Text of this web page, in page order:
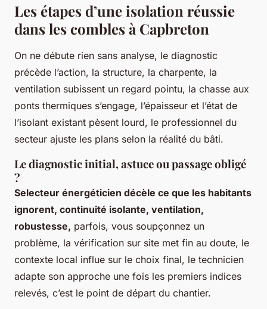
Les étapes d’une isolation réussie
dans les combles à Capbreton
On ne débute rien sans analyse, le diagnostic
précède l’action, la structure, la charpente, la
ventilation subissent un regard pointu, la chasse aux
ponts thermiques s’engage, l’épaisseur et l’état de
l’isolant existant pèsent lourd, le professionnel du
secteur ajuste les plans selon la réalité du bâti.
Le diagnostic initial, astuce ou passage obligé
?
Selecteur énergéticien décèle ce que les habitants
ignorent, continuité isolante, ventilation,
robustesse, parfois, vous soupçonnez un
problème, la vérification sur site met fin au doute, le
contexte local influe sur le choix final, le technicien
adapte son approche une fois les premiers indices
relevés, c’est le point de départ du chantier.